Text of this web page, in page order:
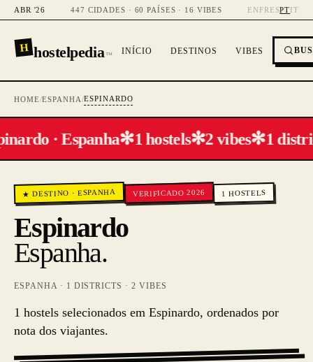
ABR '26 447 CIDADES · 60 PAÍSES · 16 VIBES EN FR ESPTIT
H hostelpedia™ INÍCIO DESTINOS VIBES
HOME/ESPANHA/ESPINARDO
· Espanha✻1 hostels✻2 vibes✻1
★ DESTINO ·ESPANHA VERIFICADO 2026 1 HOSTELS
Espinardo
Espanha.
ESPANHA· 1 DISTRICTS ·2 VIBES
1 hostels selecionados em Espinardo, ordenados por
nota dos viajantes.